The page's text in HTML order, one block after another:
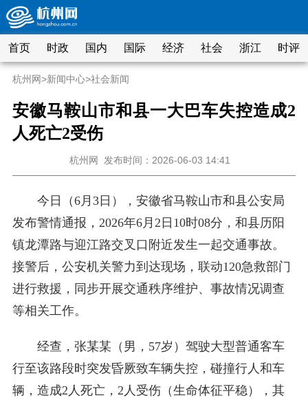
首页 时政 国内 国际 经济 社会 浙江 时评
杭州网>新闻中心>社会新闻
安徽马鞍山市和县一大巴车失控造成2
人死亡2受伤
杭州网 发布时间：2026-06-03 14:41
今日（6月3日），安徽省马鞍山市和县公安局
发布警情通报，2026年6月2日10时08分，和县历阳
镇龙潭路与迎江路交叉口附近发生一起交通事故。
接警后，公安机关警力到达现场，联动120急救部门
进行救援，同步开展交通秩序维护、事故情况调查
等相关工作。
经查，张某某（男，57岁）驾驶大型普通客车
行至该路段时突发昏厥致车辆失控，碰撞行人和车
辆，造成2人死亡，2人受伤（生命体征平稳），其